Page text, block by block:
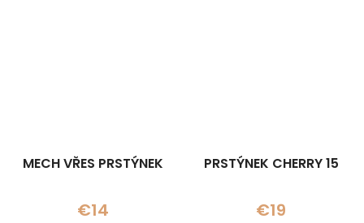
MECH VŘES PRSTÝNEK
€14
PRSTÝNEK CHERRY 15
€19